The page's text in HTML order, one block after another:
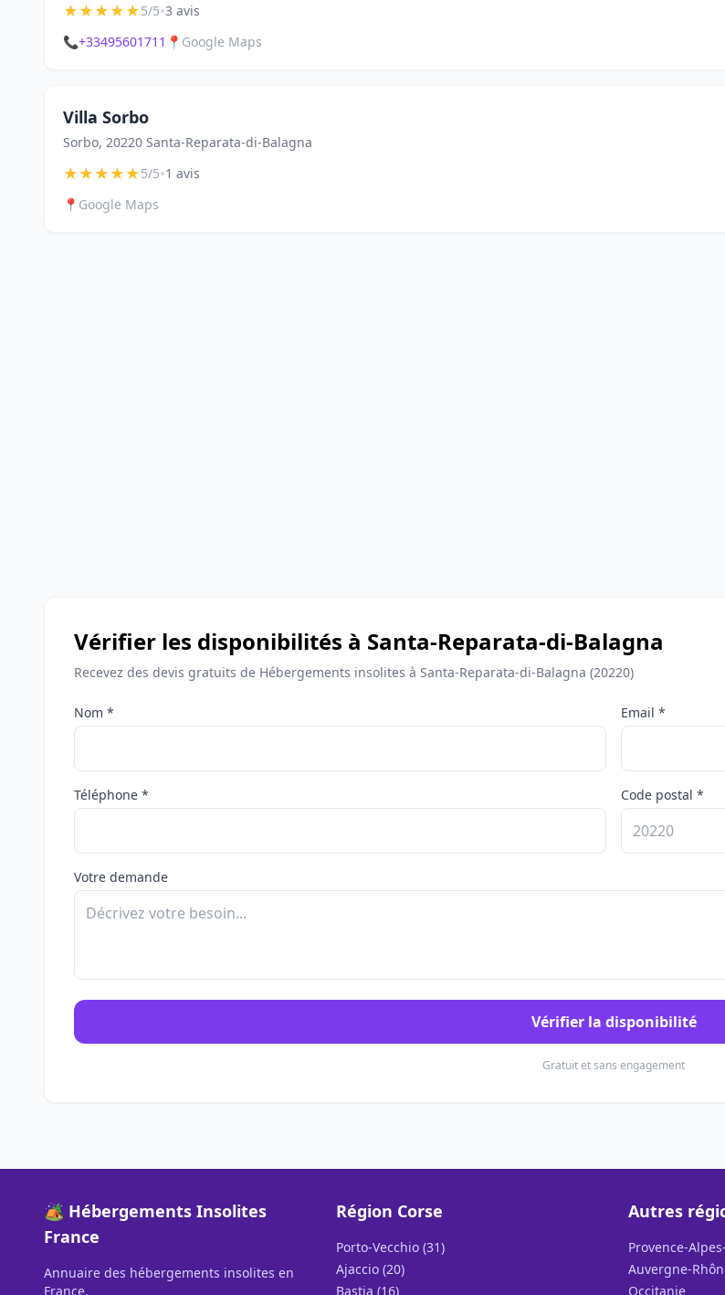
★★★★★5/5•3 avis
📞+33495601711 📍 Google Maps
Villa Sorbo
Sorbo, 20220 Santa-Reparata-di-Balagna
★★★★★5/5•1 avis
📍 Google Maps
Vérifier les disponibilités à Santa-Reparata-di-Balagna
Recevez des devis gratuits de Hébergements insolites à Santa-Reparata-di-Balagna (20220)
Nom * Email *
Téléphone * Code postal *
Votre demande
Vérifier la disponibilité
Gratuit et sans engagement
🏕️ Hébergements Insolites
France
Annuaire des hébergements insolites en
France.
Région Corse
Porto-Vecchio (31)
Ajaccio (20)
Bastia (16)
Autres
Provence-
Auvergne-
Occitanie